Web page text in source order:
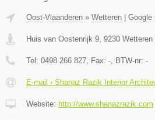
Oost-Vlaanderen » Wetteren Google
Huis van Oostenrijk 9, 9230 Wetteren
Tel: 0498 266 827, Fax: -, BTW-nr: -
E-mail › Shanaz Razik Interior
Website: http://www.shanazrazik.com